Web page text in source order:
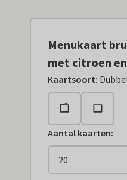
Menukaart
met citroen
Kaartsoort:
Aantal kaarten: